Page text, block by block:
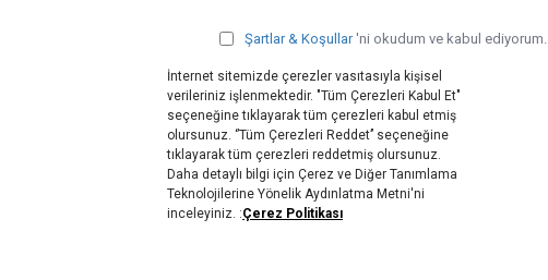
Şartlar & Koşullar 'ni okudum ve kabul ediyorum.
İnternet sitemizde çerezler vasıtasıyla kişisel
verileriniz işlenmektedir. "Tüm Çerezleri Kabul Et"
seçeneğine tıklayarak tüm çerezleri kabul etmiş
olursunuz. ‘’Tüm Çerezleri Reddet’’ seçeneğine
tıklayarak tüm çerezleri reddetmiş olursunuz.
Daha detaylı bilgi için Çerez ve Diğer Tanımlama
Teknolojilerine Yönelik Aydınlatma Metni'ni
inceleyiniz. :Çerez Politikası